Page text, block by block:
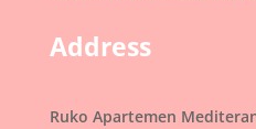
Address
Ruko Apartemen